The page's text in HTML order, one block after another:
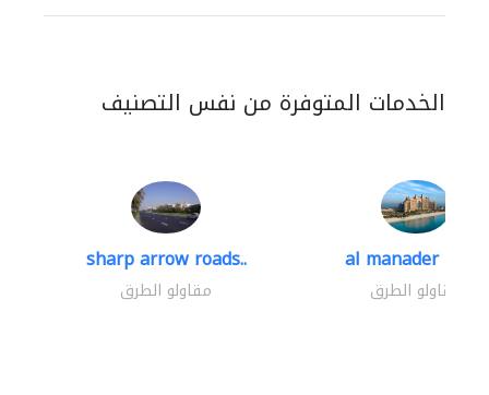
الخدمات المتوفرة من نفس التصنيف
sharp arrow roads..
مقاولو الطرق
al manader road..
مقاولو الطرق